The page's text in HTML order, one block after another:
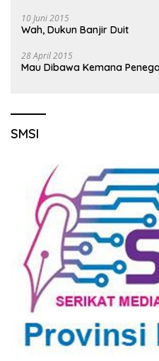
10 Juni 2015
Wah, Dukun Banjir Duit
28 April 2015
Mau Dibawa Kemana
SMSI